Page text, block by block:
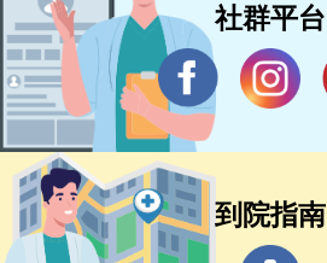
社群平台
到院指南